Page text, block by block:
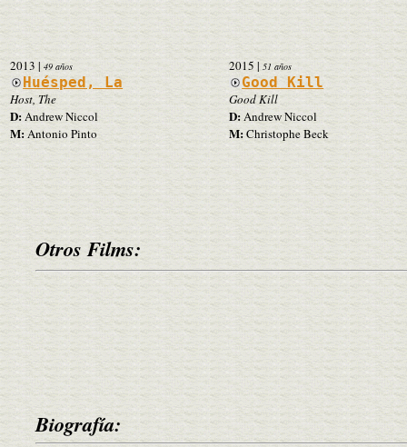
2013 | 49 años
Huésped, La
Host, The
D:Andrew Niccol
M: Antonio Pinto
2015 |51 años
Good Kill
Good Kill
D:Andrew Niccol
M:Christophe Beck
Otros Films:
Biografía: